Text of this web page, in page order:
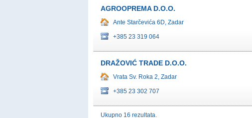
AGROOPREMA D.O.O.
Ante Starčevića 6D, Zadar
+385 23 319 064
DRAŽOVIĆ TRADE D.O.O.
Vrata Sv. Roka 2, Zadar
+385 23 302 707
Ukupno 16 rezultata.